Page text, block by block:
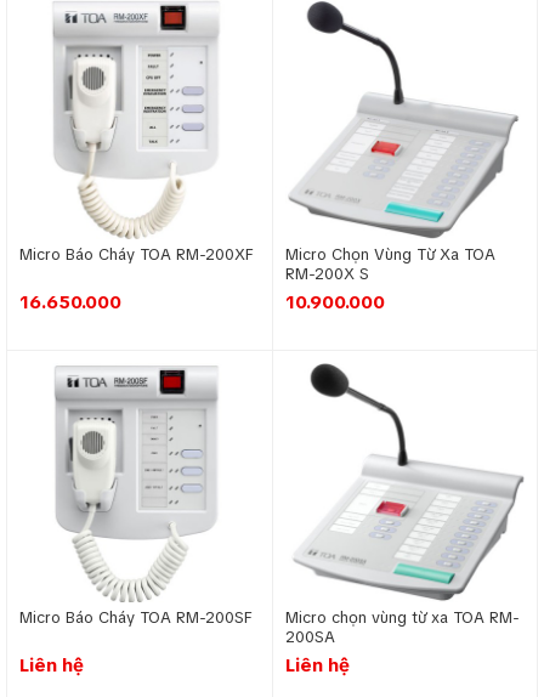
Hệ thống thông báo trong nhà xưởng được ứng dụng để
truyền tải thông tin một cách nhanh chóng và hiệu quả, đảm
bảo mọi nhân viên đều nhận được thông điệp. Hệ thống âm
thanh thông báo thường bao gồm loa phóng thanh, micro, bộ
khuếch đại và bộ điều khiển trung tâm, phù hợp cho các
thông báo khẩn cấp, quản lý sản xuất, hoặc hướng dẫn an
toàn. Với khả năng phủ sóng âm thanh đồng đều trong không
gian rộng, đây là giải pháp lý tưởng cho môi trường nhà
tại các tòa nhà
Micro Báo Cháy TOA RM-200XF
16.650.000
Micro Chọn Vùng Từ Xa TOA
RM-200X S
10.900.000
Micro Báo Cháy TOA RM-200SF
Liên hệ
Micro chọn vùng từ xa TOA RM-
200SA
Liên hệ